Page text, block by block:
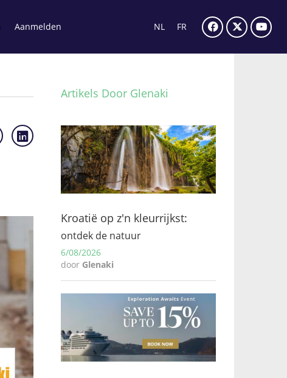
Aanmelden NL FR
Artikels Door Glenaki
Kroatië op z'n kleurrijkst:
ontdek de natuur
6/08/2026
door Glenaki